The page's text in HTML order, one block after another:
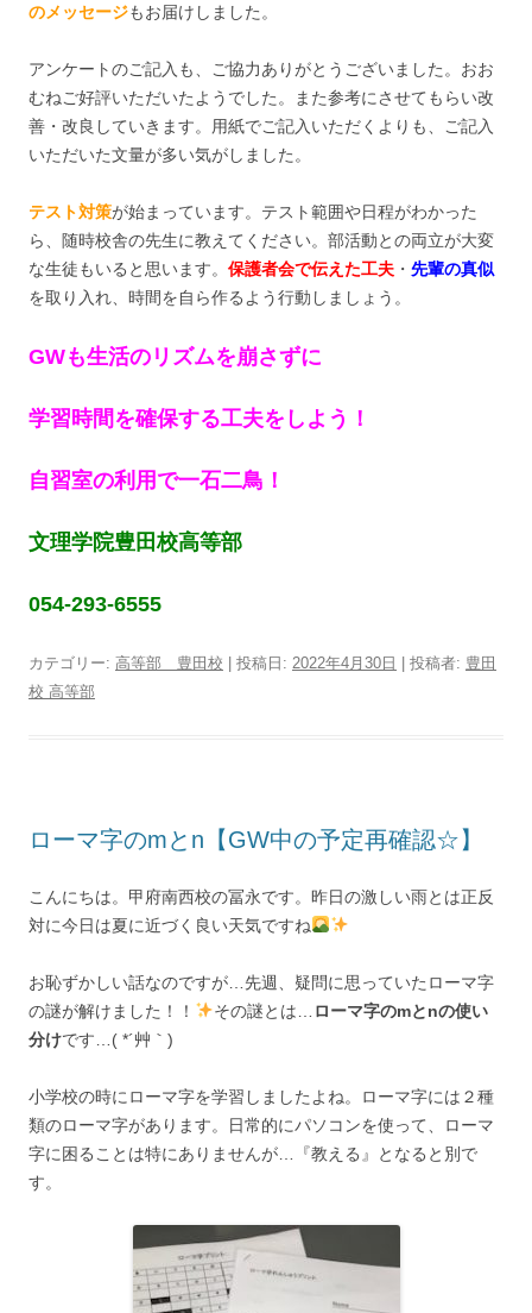
のメッセージもお届けしました。
アンケートのご記入も、ご協力ありがとうございました。おお
むねご好評いただいたようでした。また参考にさせてもらい改
善・改良していきます。用紙でご記入いただくよりも、ご記入
いただいた文量が多い気がしました。
テスト対策が始まっています。テスト範囲や日程がわかった
ら、随時校舎の先生に教えてください。部活動との両立が大変
な生徒もいると思います。 保護者会で伝えた工夫 ・ 先輩の真似
を取り入れ、時間を自ら作るよう行動しましょう。
GWも生活のリズムを崩さずに
学習時間を確保する工夫をしよう！
自習室の利用で一石二鳥！
文理学院豊田校高等部
054-293-6555
カテゴリー: 高等部 豊田校 | 投稿日: 2022年4月30日 投稿者: 豊田
校 高等部
ローマ字のmとn【GW中の予定再確認☆】
こんにちは。甲府南西校の冨永です。昨日の激しい雨とは正反
対に今日は夏に近づく良い天気ですね
お恥ずかしい話なのですが…先週、疑問に思っていたローマ字
の謎が解けました！！
その謎とは…
ローマ字のmとnの使い
分けです…( *´艸｀)
小学校の時にローマ字を学習しましたよね。ローマ字には２種
類のローマ字があります。日常的にパソコンを使って、ローマ
字に困ることは特にありませんが…『教える』となると別で
す。